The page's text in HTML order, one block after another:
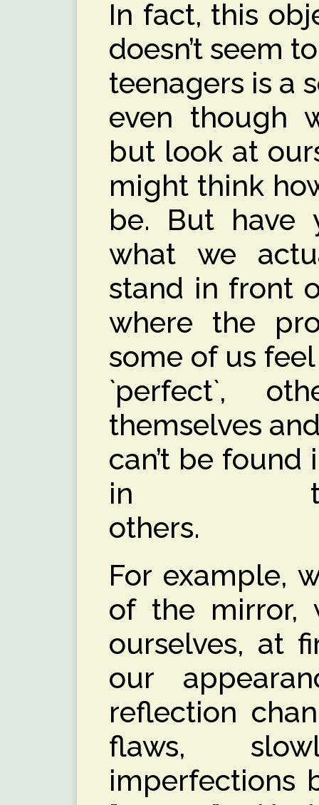
In fact, this
doesn’t seem
teenagers is a
even though
but look at
might think
be. But have
what we
stand in front
where the
some of us
`perfect`,
themselves
can’t be
in
For example,
of the mirror,
ourselves, at
our
reflection
flaws,
imperfections